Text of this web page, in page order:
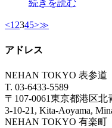
続きを読む
<1 2345>≫
アドレス
NEHAN TOKYO 表参道
T. 03-6433-5589
〒107-0061東京都港区北
3-10-21, Kita-Aoyama,
NEHAN TOKYO 有楽町